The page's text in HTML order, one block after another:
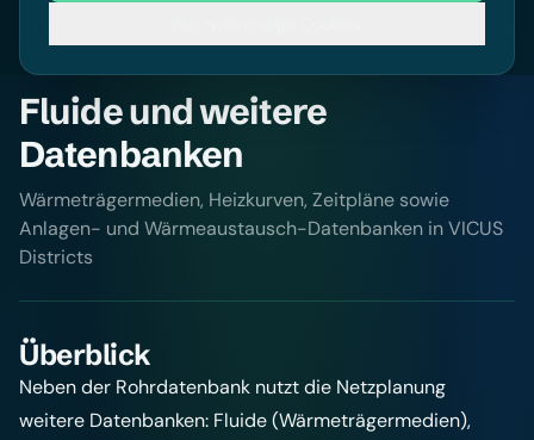
Fluide und weitere
Datenbanken
Wärmeträgermedien, Heizkurven, Zeitpläne sowie
Anlagen- und Wärmeaustausch-Datenbanken in VICUS
Districts
Überblick
Neben der Rohrdatenbank nutzt die Netzplanung
weitere Datenbanken: Fluide (Wärmeträgermedien),